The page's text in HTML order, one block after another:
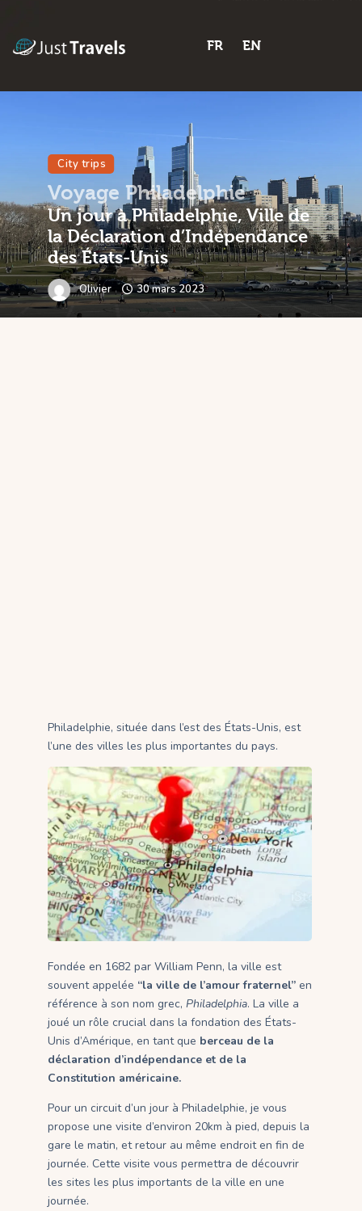
FR EN
Trips
Features
Shop
Contactez-nous
City trips
Voyage Philadelphie
Un jour à Philadelphie, Ville de
la Déclaration d’Indépendance
des États-Unis
Olivier 30 mars 2023
Philadelphie, située dans l’est des États-Unis, est
l’une des villes les plus importantes du pays.
Fondée en 1682 par William Penn, la ville est
souvent appelée “la ville de l’amour fraternel” en
référence à son nom grec, Philadelphia. La ville a
joué un rôle crucial dans la fondation des États-
Unis d’Amérique, en tant que berceau de la
déclaration d’indépendance et de la
Constitution américaine.
Pour un circuit d’un jour à Philadelphie, je vous
propose une visite d’environ 20km à pied, depuis la
gare le matin, et retour au même endroit en fin de
journée. Cette visite vous permettra de découvrir
les sites les plus importants de la ville en une
journée.